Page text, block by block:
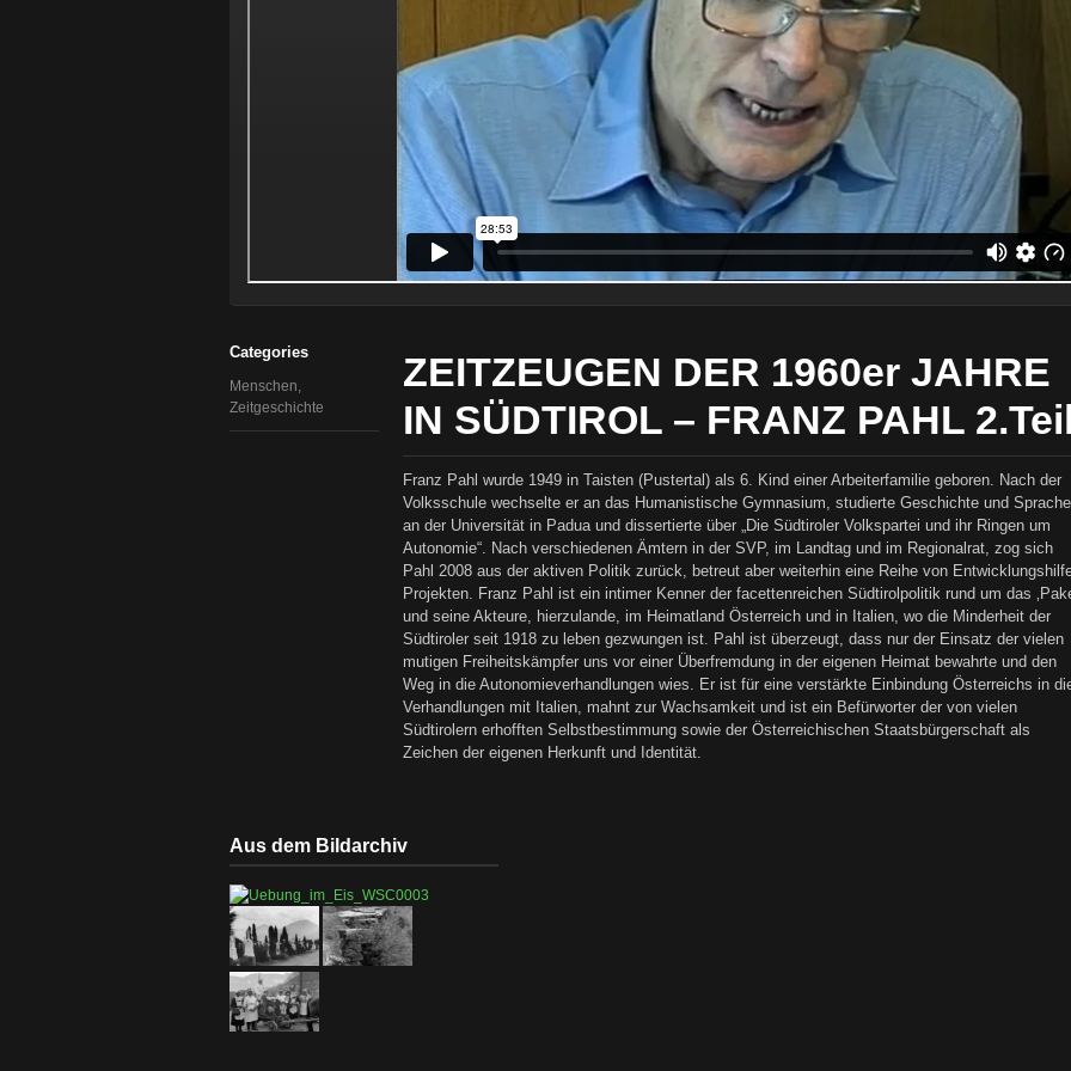
Categories
Menschen,
Zeitgeschichte
ZEITZEUGEN DER 1960er JAHRE
IN SÜDTIROL – FRANZ PAHL
Franz Pahl wurde 1949 in Taisten (Pustertal) als 6. Kind einer Arbeiterfamilie geboren. Nach der
Volksschule wechselte er an das Humanistische Gymnasium, studierte Geschichte und
an der Universität in Padua und dissertierte über „Die Südtiroler Volkspartei und ihr Ringen um
Autonomie“. Nach verschiedenen Ämtern in der SVP, im Landtag und im Regionalrat, zog sich
Pahl 2008 aus der aktiven Politik zurück, betreut aber weiterhin eine Reihe von
Projekten. Franz Pahl ist ein intimer Kenner der facettenreichen Südtirolpolitik rund um das
und seine Akteure, hierzulande, im Heimatland Österreich und in Italien, wo die Minderheit der
Südtiroler seit 1918 zu leben gezwungen ist. Pahl ist überzeugt, dass nur der Einsatz der vielen
mutigen Freiheitskämpfer uns vor einer Überfremdung in der eigenen Heimat bewahrte und den
Weg in die Autonomieverhandlungen wies. Er ist für eine verstärkte Einbindung Österreichs in
Verhandlungen mit Italien, mahnt zur Wachsamkeit und ist ein Befürworter der von vielen
Südtirolern erhofften Selbstbestimmung sowie der Österreichischen Staatsbürgerschaft als
Zeichen der eigenen Herkunft und Identität.
Aus dem Bildarchiv